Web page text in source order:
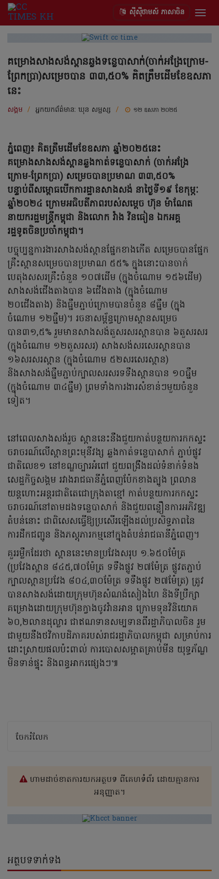
ស៊ីស៊ីថាមស៍ ភាសាចិន
គម្រោងសាងសង់ស្ពានឆ្លងទន្លេបាសាក់(ចាក់អង្រែក្រោម-
ព្រែកប្រា)សម្រេចបាន ៣៣,៥០% គិតត្រឹមដើមខែឧសភា
នេះ
សង្គម / អ្នកយកព័ត៌មាន: ឃុន សម្ផស្ស / ១២ ឧសភា ២០២៥
ភ្នំពេញ៖ គិតត្រឹមដើមខែឧសភា ឆ្នាំ២០២៥នេះ
គម្រោងសាងសង់ស្ពានឆ្លងកាត់ទន្លេបាសាក់ (ចាក់អង្រែ
ក្រោម-ព្រែកប្រា) សម្រេចបានប្រមាណ ៣៣,៥០%
បន្ទាប់ពីសម្ពោធបើកការដ្ឋានសាងសង់ នាថ្ងៃទី១៩ ខែកុម្ភៈ
ឆ្នាំ២០២៤ ក្រោមអធិបតីភាពរបស់សម្តេច ហ៊ុន ម៉ាណែត
នាយករដ្ឋមន្ត្រីកម្ពុជា និងលោក វ៉ាង វិនធៀន ឯកអគ្គ
រដ្ឋទូតចិនប្រចាំកម្ពុជា។
បច្ចុប្បន្នការងារសាងសង់ស្ពានផ្នែកខាងកើត សម្រេចបានផ្នែក
គ្រឹះស្ពានសម្រេចបានប្រមាណ ៥៥% ក្នុងនោះបានចាក់
បេតុងសសរគ្រឹះចំនួន ១០៧ដើម (ក្នុងចំណោម ១៥៦ដើម)
សាងសង់ជើងតាងបាន ៦ជើងតាង (ក្នុងចំណោម
២០ជើងតាង) និងធ្នឹមភ្ជាប់ក្រោមបានចំនួន ៨ធ្នឹម (ក្នុង
ចំណោម ១២ធ្នឹម)។ រចនាសម្ព័ន្ធក្រោមស្ពានសម្រេច
បាន៣១,៥% រួមមានសាងសង់តួសរសរស្ពានបាន ៦តួសរសរ
(ក្នុងចំណោម ១២តួសរសរ) សាងសង់សរសេរស្ពានបាន
១៦សរសរស្ពាន (ក្នុងចំណោម ៥២សរសេរស្ពាន)
និងសាងសង់ធ្នឹមភ្ជាប់ក្បាលសរសរទទឹងស្ពានបាន ១០ធ្នឹម
(ក្នុងចំណោម ៣៤ធ្នឹម) ព្រមទាំងការងារសំខាន់ៗមួយចំនួន
ទៀត។
នៅពេលសាងសង់រួច ស្ពាននេះនឹងជួយកាត់បន្ថយការកកស្ទះ
ចរាចរណ៍លើស្ពានព្រះមុនីវង្ស ឆ្លងកាត់ទន្លេបាសាក់ ភ្ជាប់ផ្លូវ
ជាតិលេខ១ នៅខណ្ឌច្បារអំពៅ ជួយពង្រឹងដល់ទំនាក់ទំនង
សេដ្ឋកិច្ចសង្គម រវាងរាជធានីភ្នំពេញប៉ែកខាងត្បូង ព្រលាន
យន្តហោះអន្តរជាតិតេជោក្រុងតាខ្មៅ កាត់បន្ថយការកកស្ទះ
ចរាចរណ៍នៅតាមដងទន្លេបាសាក់ និងជួយពន្លឿនការអភិវឌ្ឍ
តំបន់នោះ ជាពិសេសធ្វើឱ្យប្រសើរឡើងដល់ប្រសិទ្ធភាពនៃ
ការដឹកជញ្ជូន និងភស្តុភារកម្មនៅក្នុងតំបន់រាជធានីភ្នំពេញ។
គួររម្លឹកដែរថា ស្ពាននេះមានប្រវែងសរុប ១.៦៥០ម៉ែត្រ
(ប្រវែងស្ពាន ៨៤៥,៧០ម៉ែត្រ ទទឹងផ្លូវ ២៧ម៉ែត្រ ផ្លូវតភ្ជាប់
ក្បាលស្ពានប្រវែង ៨០៤,៣០ម៉ែត្រ ទទឹងផ្លូវ ២៧ម៉ែត្រ) ត្រូវ
បានសាងសង់ដោយក្រុមហ៊ុនសំណង់សៀងហៃ និងទីប្រឹក្សា
គម្រោងដោយក្រុមហ៊ុនក្វាងចូវវ៉ានអាន ក្រោមទុនវិនិយោគ
៦០,២លានដុល្លារ ជាឥណទានសម្បទានពីរដ្ឋាភិបាលចិន រួម
ជាមួយនឹងថវិកាបដិភាគរបស់រាជរដ្ឋាភិបាលកម្ពុជា សម្រាប់ការ
ដោះស្រាយផលប៉ះពាល់ ការបោសសម្អាតគ្រាប់មីន យុទ្ធភ័ណ្ឌ
មិនទាន់ផ្ទុះ និងពន្ធអាករផ្សេងៗ៕
ចែករំលែក
ហាមដាច់ខាតការយកអត្ថបទ ពីគេហទំព័រ ដោយគ្មានការ
អនុញ្ញាត។
អត្ថបទទាក់ទង